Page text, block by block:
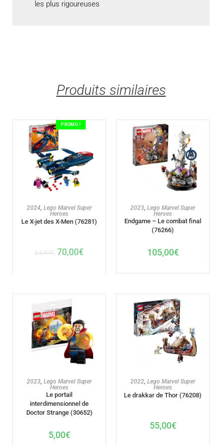
les plus rigoureuses
Produits similaires
PROMO !
AJOUTER AU PANIER
2024, Lego Marvel Super
Heroes
Le X-jet des X-Men (76281)
84,99€ 70,00€
AJOUTER AU PANIER
2023, Lego Marvel Super
Heroes
Endgame – Le combat final
(76266)
105,00€
AJOUTER AU PANIER
2023, Lego Marvel Super
Heroes
Le portail
interdimensionnel de
Doctor Strange (30652)
5,00€
AJOUTER AU PANIER
2022, Lego Marvel Super
Heroes
Le drakkar de Thor (76208)
55,00€